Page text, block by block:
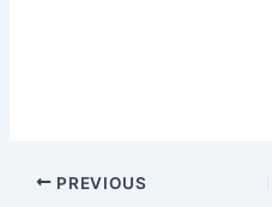
PREVIOUS